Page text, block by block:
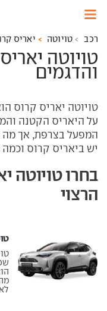
רכב טויוטה יאריס
טויוטה
והדגמים
טויוטה יאריס קרוס
על היאריס הקטנה
המפעל בצרפת, אך מה
יש ביאריס קרוס
בחרו טויוטה
הרצוי